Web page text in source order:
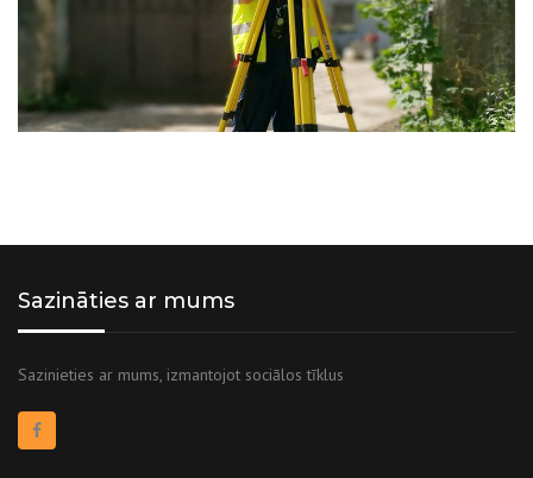
Sazināties ar mums
Sazinieties ar mums, izmantojot sociālos tīklus